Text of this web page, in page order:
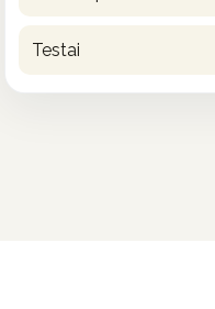
Testai